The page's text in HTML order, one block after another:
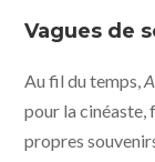
Vagues de
Au fil du temps,
pour la cinéaste,
propres